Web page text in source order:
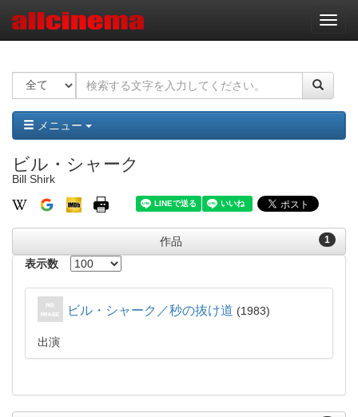
ナ
ビ
ー
ョ
ン
メニュー
ビル・シャーク
Bill Shirk
1
作品
表示数
ビル・シャーク／秒の抜け道 1983
出演